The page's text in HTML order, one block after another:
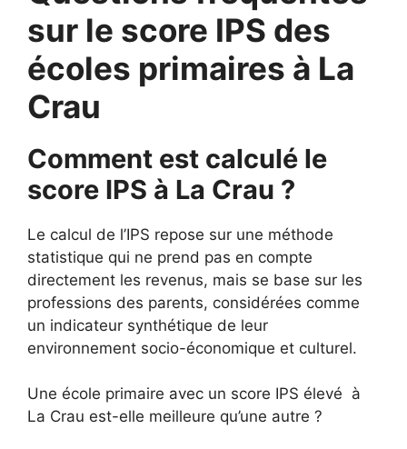
sur le score IPS des
écoles primaires à La
Crau
Comment est calculé le
score IPS à La Crau ?
Le calcul de l’IPS repose sur une méthode
statistique qui ne prend pas en compte
directement les revenus, mais se base sur les
professions des parents, considérées comme
un indicateur synthétique de leur
environnement socio-économique et culturel.
Une école primaire avec un score IPS élevé à
La Crau est-elle meilleure qu’une autre ?